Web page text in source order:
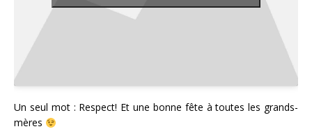
Un seul mot : Respect! Et une bonne fête à toutes les grands-
mères